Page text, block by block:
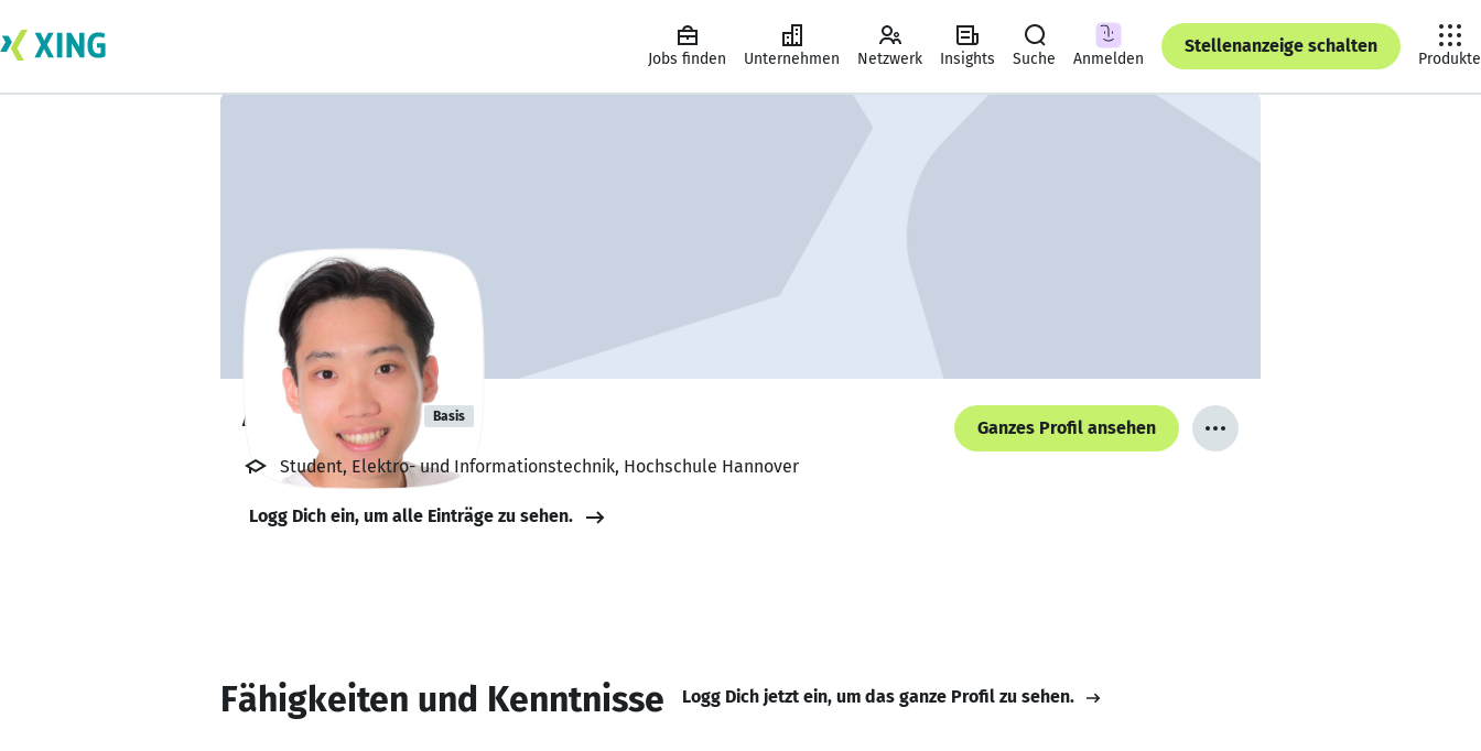
Jobs finden Unternehmen Netzwerk Insights Suche Anmelden
Stellenanzeige schalten
Produkte
Anh Minh Vu Basis
Ganzes Profil ansehen
Student, Elektro- und Informationstechnik, Hochschule Hannover
Logg Dich ein, um alle Einträge zu sehen.
Fähigkeiten und Kenntnisse Logg Dich jetzt ein, um das ganze Profil zu sehen.